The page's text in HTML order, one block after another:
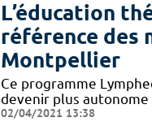
L’éducation
référence des
Montpellier
Ce programme
devenir plus
02/04/2021 13:38